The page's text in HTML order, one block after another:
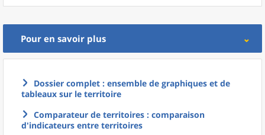
Pour en savoir plus
Dossier complet : ensemble de graphiques et de
tableaux sur le territoire
Comparateur de territoires : comparaison
d'indicateurs entre territoires